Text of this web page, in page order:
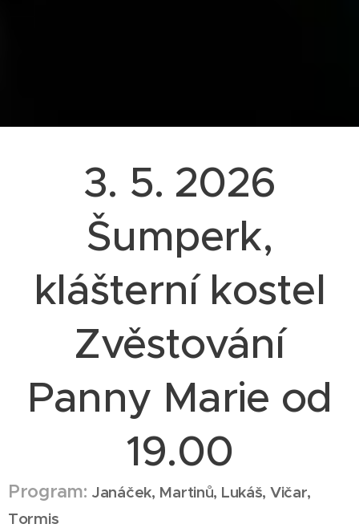
3. 5. 2026
Šumperk,
klášterní kostel
Zvěstování
Panny Marie od
19.00
Program: Janáček, Martinů, Lukáš, Vičar,
Tormis